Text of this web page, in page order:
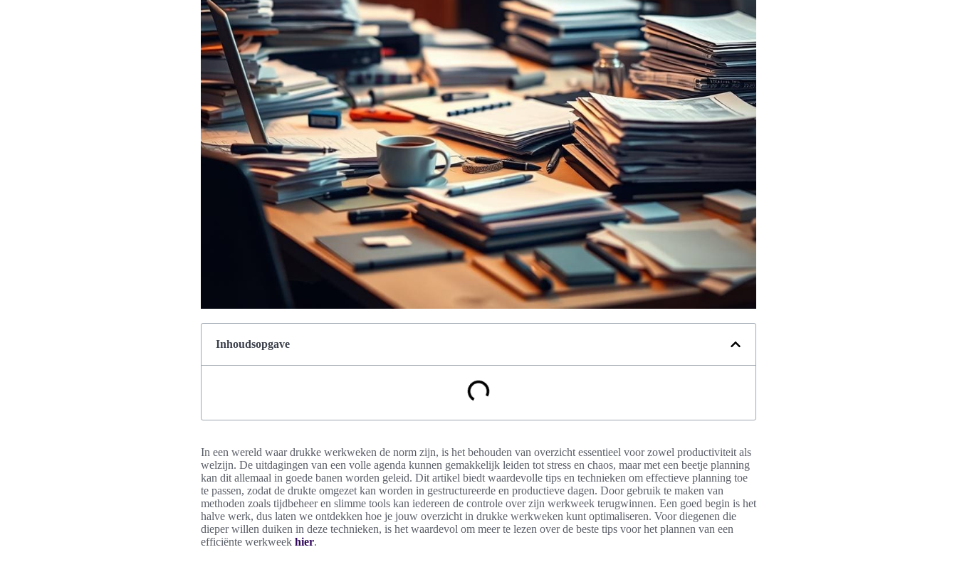
Inhoudsopgave
In een wereld waar drukke werkweken de norm zijn, is het behouden van overzicht essentieel voor zowel productiviteit als
welzijn. De uitdagingen van een volle agenda kunnen gemakkelijk leiden tot stress en chaos, maar met een beetje planning
kan dit allemaal in goede banen worden geleid. Dit artikel biedt waardevolle tips en technieken om effectieve planning toe
te passen, zodat de drukte omgezet kan worden in gestructureerde en productieve dagen. Door gebruik te maken van
methoden zoals tijdbeheer en slimme tools kan iedereen de controle over zijn werkweek terugwinnen. Een goed begin is het
halve werk, dus laten we ontdekken hoe je jouw overzicht in drukke werkweken kunt optimaliseren. Voor diegenen die
dieper willen duiken in deze technieken, is het waardevol om meer te lezen over de beste tips voor het plannen van een
efficiënte werkweek hier.